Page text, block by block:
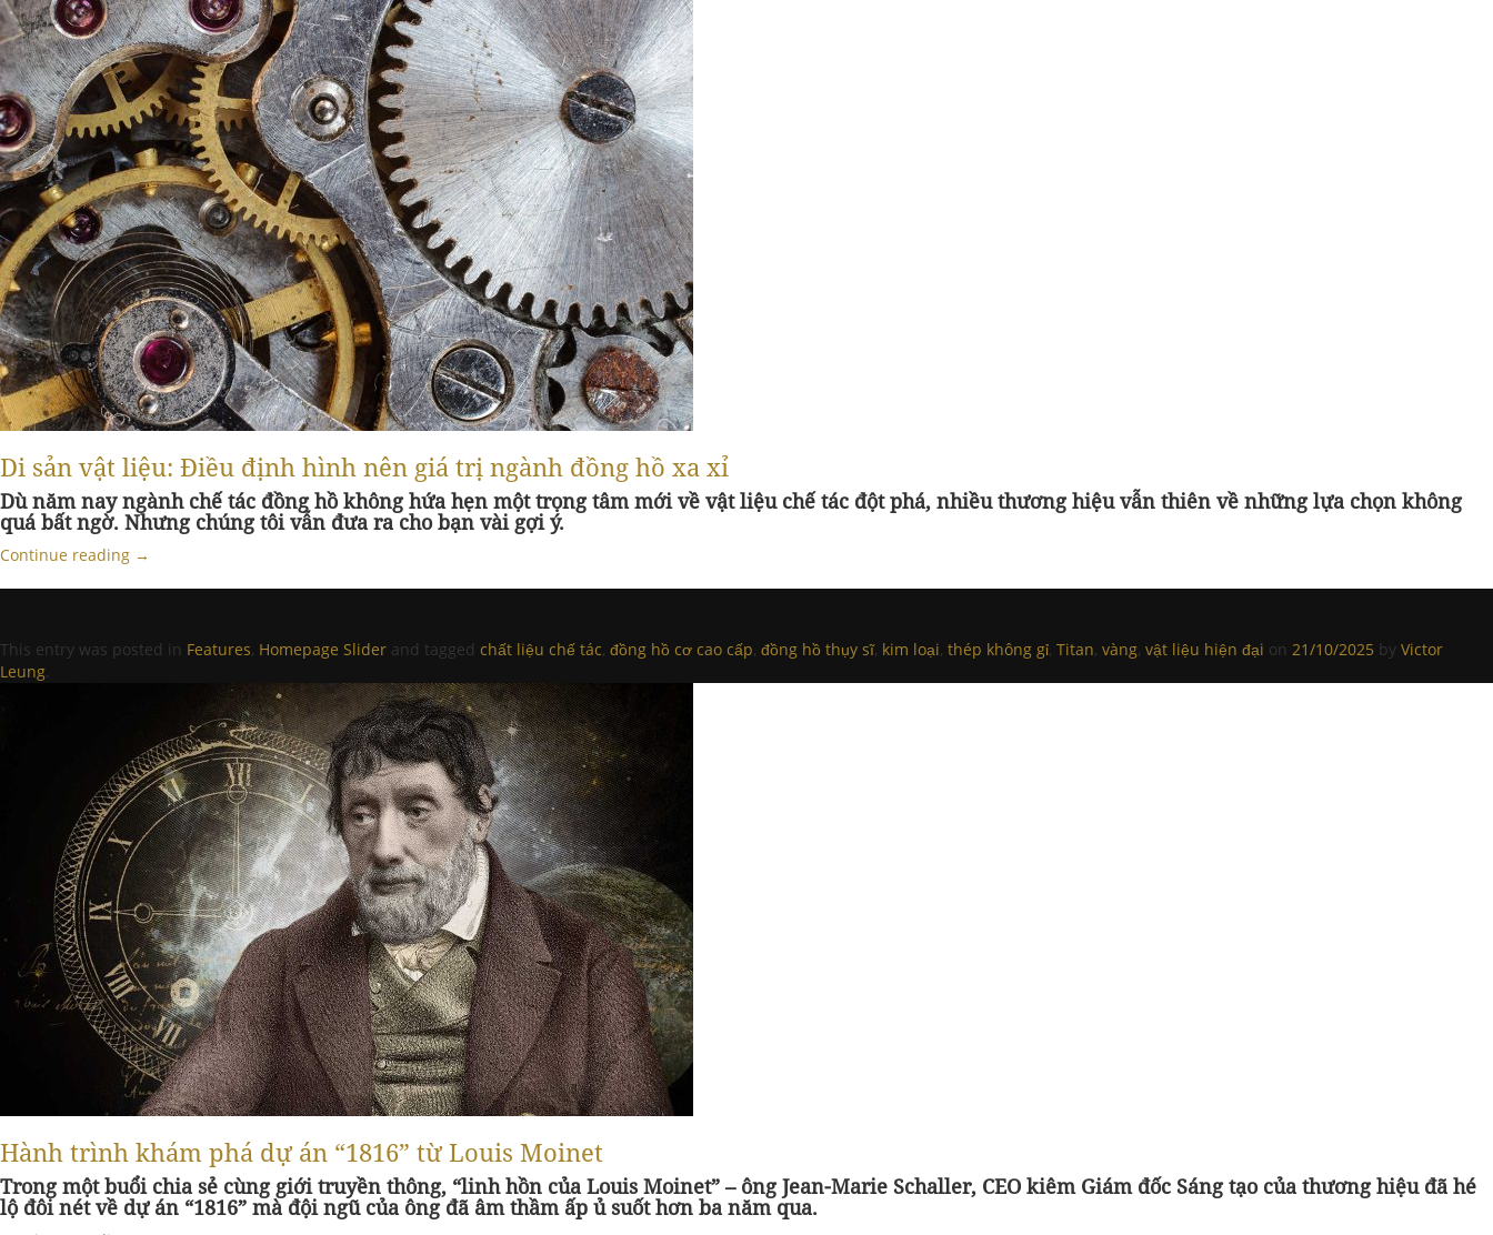
Di sản vật liệu: Điều định hình nên giá trị ngành đồng hồ xa xỉ
Dù năm nay ngành chế tác đồng hồ không hứa hẹn một trọng tâm mới về vật liệu chế tác đột phá, nhiều thương hiệu vẫn thiên về những lựa chọn không
quá bất ngờ. Nhưng chúng tôi vẫn đưa ra cho bạn vài gợi ý.
Continue reading →
This entry was posted in Features, Homepage Slider and tagged chất liệu chế tác, đồng hồ cơ cao cấp, đồng hồ thụy sĩ, kim loại, thép không gỉ, Titan, vàng, vật liệu hiện đại on 21/10/2025 by Victor
Leung.
Hành trình khám phá dự án “1816” từ Louis Moinet
Trong một buổi chia sẻ cùng giới truyền thông, “linh hồn của Louis Moinet” – ông Jean-Marie Schaller, CEO kiêm Giám đốc Sáng tạo của thương hiệu đã hé
lộ đôi nét về dự án “1816” mà đội ngũ của ông đã âm thầm ấp ủ suốt hơn ba năm qua.